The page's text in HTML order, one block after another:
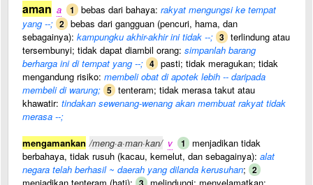
aman a 1 bebas dari bahaya: rakyat mengungsi ke tempat
yang --; 2 bebas dari gangguan (pencuri, hama, dan
sebagainya): kampungku akhir-akhir ini tidak --; 3 terlindung atau
tersembunyi; tidak dapat diambil orang: simpanlah barang
berharga ini di tempat yang --; 4 pasti; tidak meragukan; tidak
mengandung risiko: membeli obat di apotek lebih -- daripada
membeli di warung; 5 tenteram; tidak merasa takut atau
khawatir: tindakan sewenang-wenang akan membuat rakyat tidak
merasa --;
mengamankan /meng·a·man·kan/ v 1
menjadikan tidak
berbahaya, tidak rusuh (kacau, kemelut, dan sebagainya): alat
negara telah berhasil ~ daerah yang dilanda kerusuhan; 2